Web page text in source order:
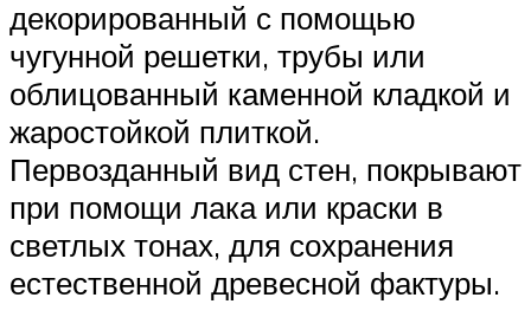
декорированный с помощью
чугунной решетки, трубы или
облицованный каменной кладкой и
жаростойкой плиткой.
Первозданный вид стен, покрывают
при помощи лака или краски в
светлых тонах, для сохранения
естественной древесной фактуры.